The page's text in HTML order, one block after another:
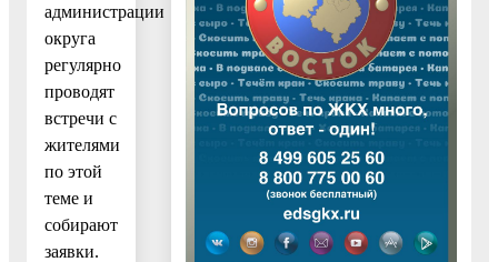
администрации
округа
регулярно
проводят
встречи с
жителями
по этой
теме и
собирают
заявки.